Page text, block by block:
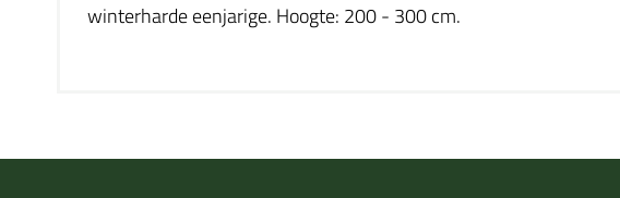
winterharde eenjarige. Hoogte: 200 - 300 cm.